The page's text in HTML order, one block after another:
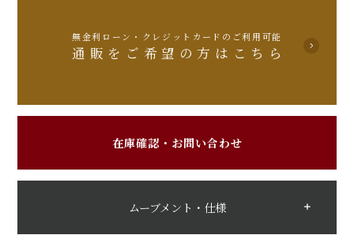
無金利ローン・クレジットカードのご利用可能
通販をご希望の方はこちら
在庫確認・お問い合わせ
ムーブメント・仕様